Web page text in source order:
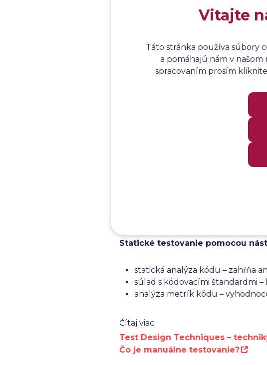
Acceptance testing –
Software testing levels – úrovne
Čo sa testuje v rámci
V rámci statického testovania sa
sa zameriava
zabezpečiť kvalitu. Medzi techniky
Statické testovanie pomocou
statická analýza kódu – zahŕňa
súlad s kódovacími štandardmi
analýza metrík kódu –
Čítaj viac:
Test Design Techniques –
Čo je manuálne testovanie?
Vitajte
Táto stránka používa súbory
a pomáhajú nám v našom
spracovaním prosím